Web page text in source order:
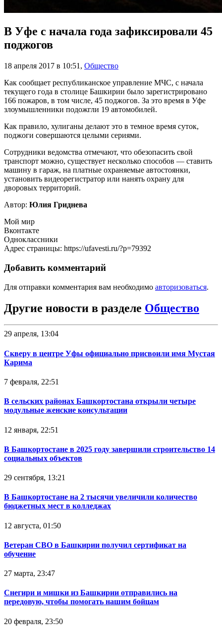
В Уфе с начала года зафиксировали 45
поджогов
18 апреля 2017 в 10:51 , Общество
Как сообщает республиканское управление МЧС, с начала
текущего года в столице Башкирии было зарегистрировано
166 пожаров, в том числе, 45 поджогов. За это время в Уфе
злоумышленники подожгли 19 автомобилей.
Как правило, хулиганы делают это в темное время суток,
поджоги совершаются целыми сериями.
Сотрудники ведомства отмечают, что обезопасить свой
транспорт можно, существует несколько способов — ставить
машину в гараж, на платные охраняемые автостоянки,
установить видеорегистратор или нанять охрану для
дворовых территорий.
Автор: Юлия Гриднева
Мой мир
Вконтакте
Одноклассники
Адрес страницы: https://ufavesti.ru/?p=79392
Добавить комментарий
Для отправки комментария вам необходимо авторизоваться.
Другие новости в разделе Общество
29 апреля, 13:04
Скверу в центре Уфы официально присвоили имя Мустая
Карима
7 февраля, 22:51
В сельских районах Башкортостана открыли четыре
модульные женские консультации
12 января, 22:51
В Башкортостане в 2025 году завершили строительство 14
социальных объектов
29 сентября, 13:21
В Башкортостане на 2 тысячи увеличили количество
бюджетных мест в колледжах
12 августа, 01:50
Ветеран СВО в Башкирии получил сертификат на
обучение
27 марта, 23:47
Снегири и мишки из Башкирии отправились на
передовую, чтобы помогать нашим бойцам
20 февраля, 23:50